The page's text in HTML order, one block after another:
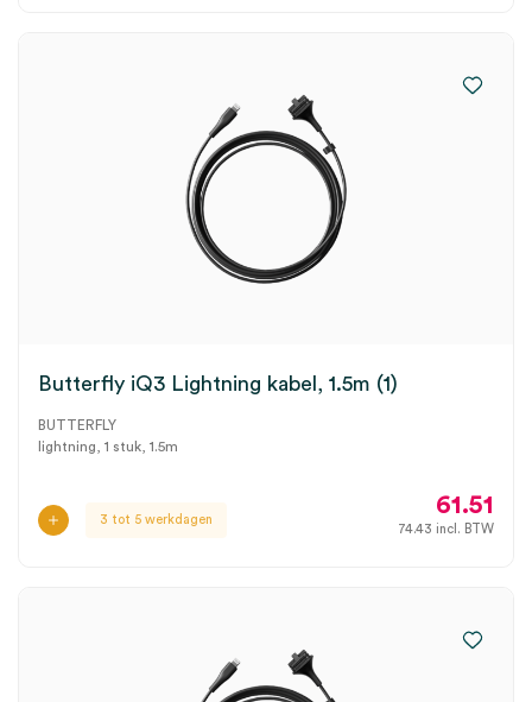
Butterfly iQ3 Lightning kabel, 1.5m (1)
BUTTERFLY
lightning, 1 stuk, 1.5m
3 tot 5 werkdagen
61.51
74.43 incl. BTW